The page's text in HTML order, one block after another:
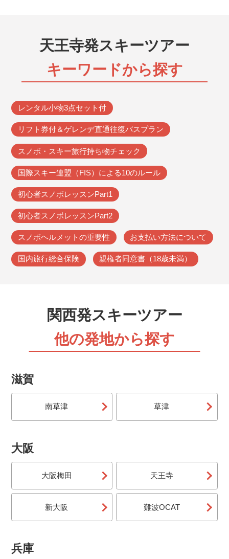
バス＆リフト券（宿泊）
アー独自仕入れのリフト券が付いています。帰りの日程
も選べるので自由な旅行が楽しめます。
天王寺発スキーツアー
キーワードから探す
レンタル小物3点セット付
リフト券付＆ゲレンデ直通往復バスプラン
スノボ・スキー旅行持ち物チェック
国際スキー連盟（FIS）による10のルール
初心者スノボレッスンPart1
初心者スノボレッスンPart2
スノボヘルメットの重要性 お支払い方法について
国内旅行総合保険 親権者同意書（18歳未満）
関西発スキーツアー
他の発地から探す
滋賀
南草津 草津
大阪
大阪梅田 天王寺
新大阪 難波OCAT
兵庫